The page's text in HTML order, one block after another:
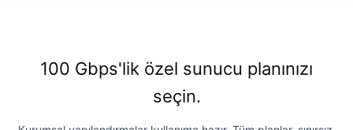
100 Gbps'lik özel sunucu planınızı
seçin.